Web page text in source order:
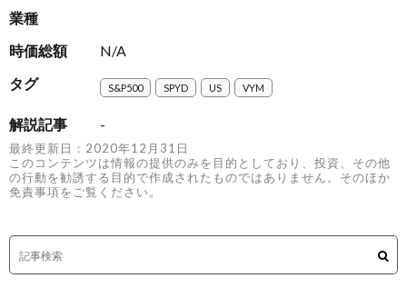
業種
時価総額
N/A
タグ
S&P500 SPYD US VYM
解説記事 -
最終更新日：2020年12月31日
このコンテンツは情報の提供のみを目的としており、投資、その他
の行動を勧誘する目的で作成されたものではありません。そのほか
免責事項をご覧ください。